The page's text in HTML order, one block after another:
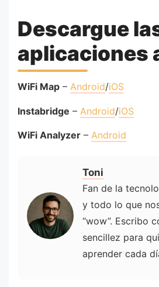
Descargue
aplicaciones
WiFi Map – Android/iOS
Instabridge – Android/iOS
WiFi Analyzer – Android
Toni
Fan de la
y todo lo que
“wow”. Escribo
sencillez para
aprender cada